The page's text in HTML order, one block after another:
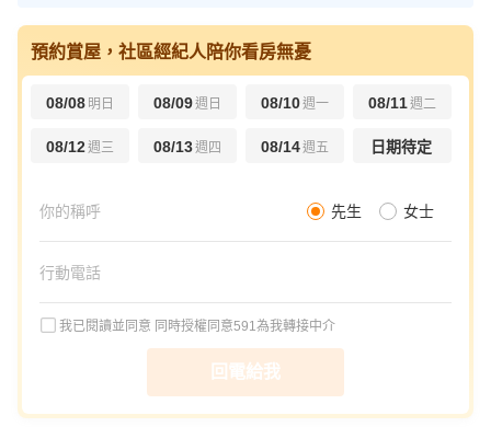
預約賞屋，社區經紀人陪你看房無憂
08/08 明日 08/09週日 08/10週一 08/11週二
08/12週三 08/13週四 08/14週五 日期待定
先生 女士
我已閱讀並同意 同時授權同意591為我轉接中介
回電給我